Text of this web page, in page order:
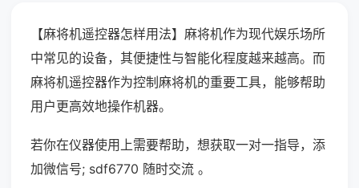
【麻将机遥控器怎样用法】麻将机作为现代娱乐场所
中常见的设备，其便捷性与智能化程度越来越高。而
麻将机遥控器作为控制麻将机的重要工具，能够帮助
用户更高效地操作机器。
若你在仪器使用上需要帮助，想获取一对一指导，添
加微信号; sdf6770 随时交流 。